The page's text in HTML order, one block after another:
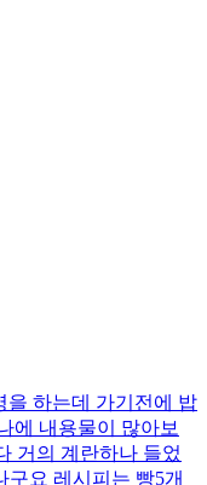
을 하는데 가기전에 밥
에 내용물이 많아보
거의 계란하나 들었
요 레시피는 빵5개